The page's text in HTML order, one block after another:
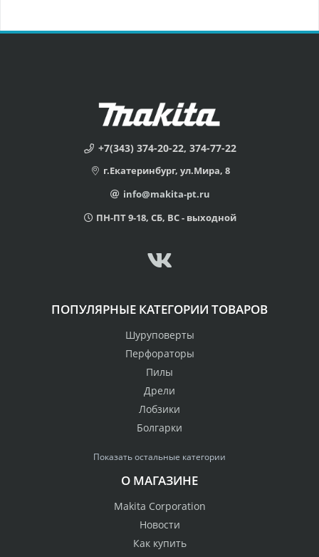
+7(343) 374-20-22, 374-77-22
г.Екатеринбург, ул.Мира, 8
info@makita-pt.ru
ПН-ПТ 9-18, СБ, ВС - выходной
ПОПУЛЯРНЫЕ КАТЕГОРИИ ТОВАРОВ
Шуруповерты
Перфораторы
Пилы
Дрели
Лобзики
Болгарки
Показать остальные категории
О МАГАЗИНЕ
Makita Corporation
Новости
Как купить